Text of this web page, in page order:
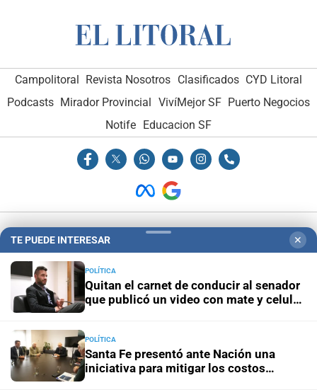
Campolitoral Revista Nosotros Clasificados CYD Litoral
Podcasts Mirador Provincial VivíMejor SF Puerto Negocios
Notife Educacion SF
Hemeroteca Digital (1930-1979) Receptorías de avisos-
Administración y Publicidad-Elementos institucionales-
Opcionales con El Litoral
TE PUEDE INTERESAR ✕
POLÍTICA
Quitan el carnet de conducir al senador
que publicó un video con mate y celular
POLÍTICA
Santa Fe presentó ante Nación una
iniciativa para mitigar los costos